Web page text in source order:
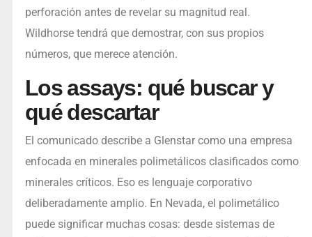
perforación antes de revelar su magnitud real.
Wildhorse tendrá que demostrar, con sus propios
números, que merece atención.
Los assays: qué buscar y
qué descartar
El comunicado describe a Glenstar como una empresa
enfocada en minerales polimetálicos clasificados como
minerales críticos. Eso es lenguaje corporativo
deliberadamente amplio. En Nevada, el polimetálico
puede significar muchas cosas: desde sistemas de